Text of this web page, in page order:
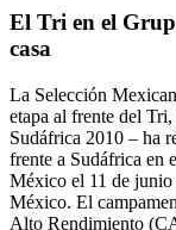
El Tri en el
casa
La Selección
etapa al frente del
Sudáfrica 2010 – ha
frente a Sudáfrica en
México el 11 de junio
México. El
Alto Rendimiento